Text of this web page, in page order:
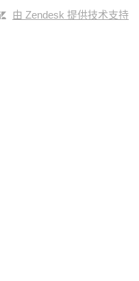
由 Zendesk 提供技术支持